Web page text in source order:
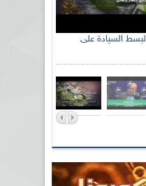
الإذاعة الجزائرية تحي الذكرى 59 لبسط السيادة على